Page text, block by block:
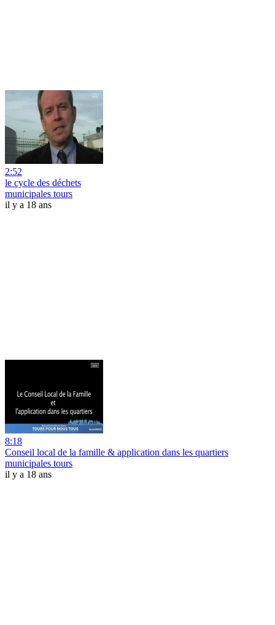
2:52
le cycle des déchets
municipales tours
il y a 18 ans
8:18
Conseil local de la famille & application dans les quartiers
municipales tours
il y a 18 ans